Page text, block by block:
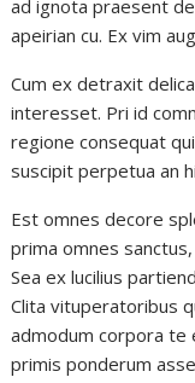
ad ignota praesent
apeirian cu. Ex vim
Cum ex detraxit
interesset. Pri id
regione consequat
suscipit perpetua an
Est omnes decore
prima omnes
Sea ex lucilius
Clita vituperatoribus
admodum corpora te
primis ponderum